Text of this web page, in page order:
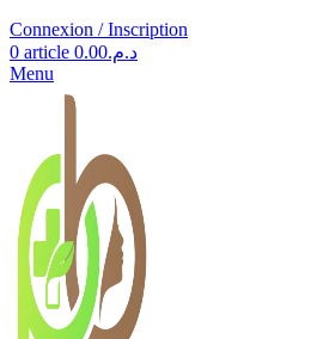
Connexion / Inscription
0 article د.م.0.00
Menu